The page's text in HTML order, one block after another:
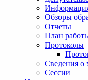
Обзоры
Отчеты
План
Протоколы
Сведения о
Сессии